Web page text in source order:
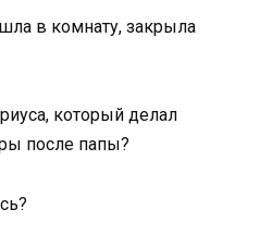
в комнату, закрыла
который делал
после папы?